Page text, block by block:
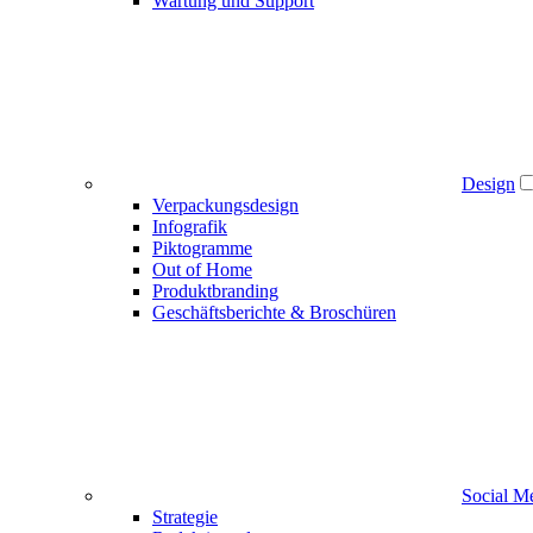
Design
Verpackungsdesign
Infografik
Piktogramme
Out of Home
Produktbranding
Geschäftsberichte & Broschüren
Social
Strategie